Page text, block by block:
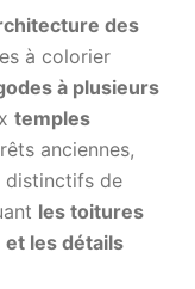
des
à colorier
à plusieurs
temples
anciennes,
distinctifs de
les toitures
et les détails